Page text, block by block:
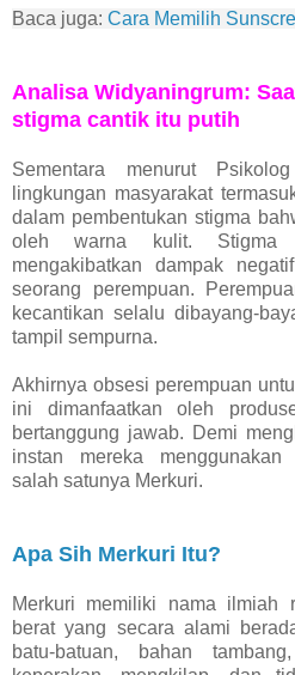
Baca juga: Cara Memilih
Analisa Widyaningrum:
stigma cantik itu putih
Sementara menurut
lingkungan masyarakat
dalam pembentukan stigma
oleh warna kulit. Stigma
mengakibatkan dampak
seorang perempuan.
kecantikan selalu dibayang-
tampil sempurna.
Akhirnya obsesi perempuan
ini dimanfaatkan oleh
bertanggung jawab. Demi
instan mereka menggunakan
salah satunya Merkuri.
Apa Sih Merkuri Itu?
Merkuri memiliki nama ilmiah
berat yang secara alami
batu-batuan, bahan